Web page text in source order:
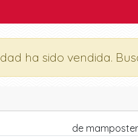
ha sido vendida.
de